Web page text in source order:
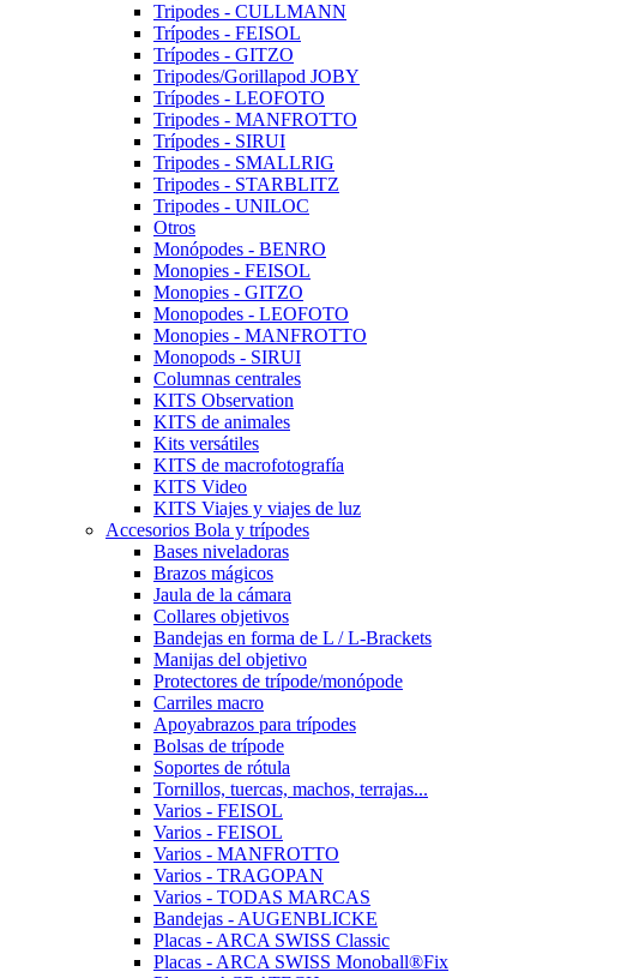
Tripodes - CULLMANN
Trípodes - FEISOL
Trípodes - GITZO
Tripodes/Gorillapod JOBY
Trípodes - LEOFOTO
Tripodes - MANFROTTO
Trípodes - SIRUI
Tripodes - SMALLRIG
Tripodes - STARBLITZ
Tripodes - UNILOC
Otros
Monópodes - BENRO
Monopies - FEISOL
Monopies - GITZO
Monopodes - LEOFOTO
Monopies - MANFROTTO
Monopods - SIRUI
Columnas centrales
KITS Observation
KITS de animales
Kits versátiles
KITS de macrofotografía
KITS Video
KITS Viajes y viajes de luz
Accesorios Bola y trípodes
Bases niveladoras
Brazos mágicos
Jaula de la cámara
Collares objetivos
Bandejas en forma de L / L-Brackets
Manijas del objetivo
Protectores de trípode/monópode
Carriles macro
Apoyabrazos para trípodes
Bolsas de trípode
Soportes de rótula
Tornillos, tuercas, machos, terrajas...
Varios - FEISOL
Varios - FEISOL
Varios - MANFROTTO
Varios - TRAGOPAN
Varios - TODAS MARCAS
Bandejas - AUGENBLICKE
Placas - ARCA SWISS Classic
Placas - ARCA SWISS Monoball®Fix